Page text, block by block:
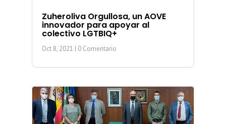
Zuheroliva Orgullosa, un AOVE
innovador para apoyar al
colectivo LGTBIQ+
Oct 8, 2021 | 0 Comentario